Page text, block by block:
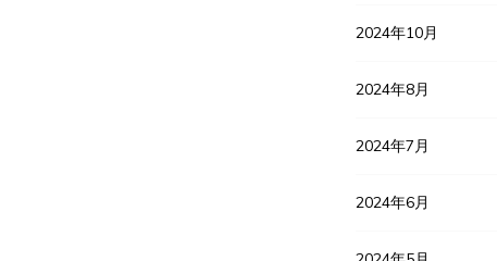
2024年10月
2024年8月
2024年7月
2024年6月